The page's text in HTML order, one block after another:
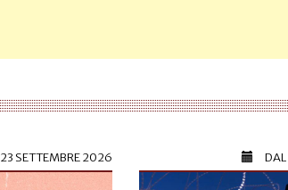
23 SETTEMBRE 2026 DAL